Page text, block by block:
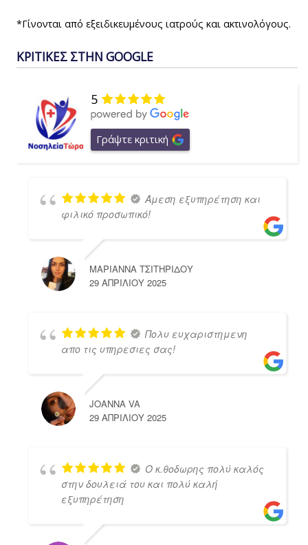
*Γίνονται από εξειδικευμένους ιατρούς και ακτινολόγους.
ΚΡΙΤΙΚΕΣ ΣΤΗΝ GOOGLE
5
Γράψτε κριτική
Άμεση εξυπηρέτηση και
φιλικό προσωπικό!
ΜΑΡΙΑΝΝΑ ΤΣΙΤΗΡΙΔΟΥ
29 ΑΠΡΙΛΊΟΥ 2025
Πολυ ευχαριστημενη
απο τις υπηρεσιες σας!
JOANNA VA
29 ΑΠΡΙΛΊΟΥ 2025
Ο κ.θοδωρης πολύ καλός
στην δουλειά του και πολύ καλή
εξυπηρέτηση